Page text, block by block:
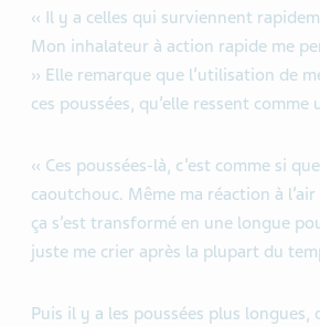
« Il y a celles qui surviennent
Mon inhalateur à action rapide me
» Elle remarque que l’utilisation de
ces poussées, qu’elle ressent
« Ces poussées-là, c’est comme si
caoutchouc. Même ma réaction à
ça s’est transformé en une longue
juste me crier après la plupart du
Puis il y a les poussées plus